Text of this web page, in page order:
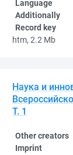
Language
Additionally
Record key
htm, 2.2 Mb
Наука и
Т. 1
Other creators
Imprint